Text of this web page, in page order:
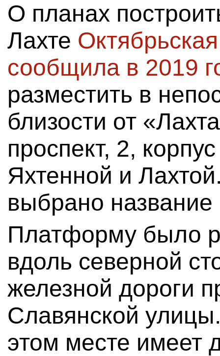
О планах
Лахте
сообщила в 2019
разместить в
близости от
проспект, 2,
Яхтенной и
выбрано
Платформу было
вдоль северной
железной дороги
Славянской
этом месте имеет